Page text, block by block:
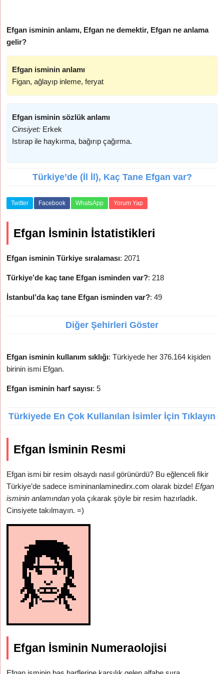
Efgan isminin anlamı, Efgan ne demektir, Efgan ne anlama
gelir?
Efgan isminin anlamı
Figan, ağlayıp inleme, feryat
Efgan isminin sözlük anlamı
Cinsiyet: Erkek
Istırap ile haykırma, bağırıp çağırma.
Türkiye’de (İl İl), Kaç Tane Efgan var?
Twitter Facebook WhatsApp Yorum Yap
Efgan İsminin İstatistikleri
Efgan isminin Türkiye sıralaması: 2071
Türkiye’de kaç tane Efgan isminden var?: 218
İstanbul’da kaç tane Efgan isminden var?: 49
Diğer Şehirleri Göster
Efgan isminin kullanım sıklığı: Türkiyede her 376.164 kişiden
birinin ismi Efgan.
Efgan isminin harf sayısı: 5
Türkiyede En Çok Kullanılan İsimler İçin Tıklayın
Efgan İsminin Resmi
Efgan ismi bir resim olsaydı nasıl görünürdü? Bu eğlenceli fikir
Türkiye’de sadece ismininanlaminedirx.com olarak bizde!Efgan
isminin anlamından yola çıkarak şöyle bir resim hazırladık.
Cinsiyete takılmayın. =)
Efgan İsminin Numeraolojisi